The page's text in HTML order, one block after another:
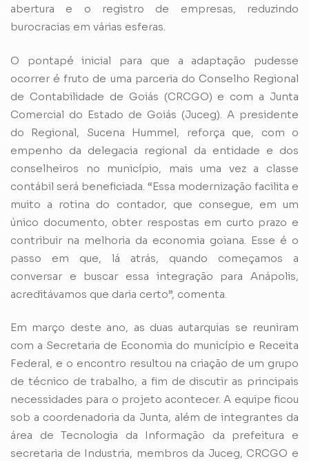
abertura e o registro de empresas, reduzindo
burocracias em várias esferas.
O pontapé inicial para que a adaptação pudesse
ocorrer é fruto de uma parceria do Conselho Regional
de Contabilidade de Goiás (CRCGO) e com a Junta
Comercial do Estado de Goiás (Juceg). A presidente
do Regional, Sucena Hummel, reforça que, com o
empenho da delegacia regional da entidade e dos
conselheiros no município, mais uma vez a classe
contábil será beneficiada. “Essa modernização facilita e
muito a rotina do contador, que consegue, em um
único documento, obter respostas em curto prazo e
contribuir na melhoria da economia goiana. Esse é o
passo em que, lá atrás, quando começamos a
conversar e buscar essa integração para Anápolis,
acreditávamos que daria certo”, comenta.
Em março deste ano, as duas autarquias se reuniram
com a Secretaria de Economia do município e Receita
Federal, e o encontro resultou na criação de um grupo
de técnico de trabalho, a fim de discutir as principais
necessidades para o projeto acontecer. A equipe ficou
sob a coordenadoria da Junta, além de integrantes da
área de Tecnologia da Informação da prefeitura e
secretaria de Industria, membros da Juceg, CRCGO e